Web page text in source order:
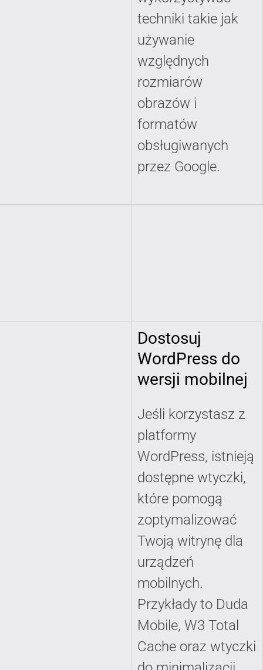
techniki takie jak
używanie
względnych
rozmiarów
obrazów i
formatów
obsługiwanych
przez Google.
Dostosuj
WordPress do
wersji mobilnej
Jeśli korzystasz z
platformy
WordPress, istnieją
dostępne wtyczki,
które pomogą
zoptymalizować
Twoją witrynę dla
urządzeń
mobilnych.
Przykłady to Duda
Mobile, W3 Total
Cache oraz wtyczki